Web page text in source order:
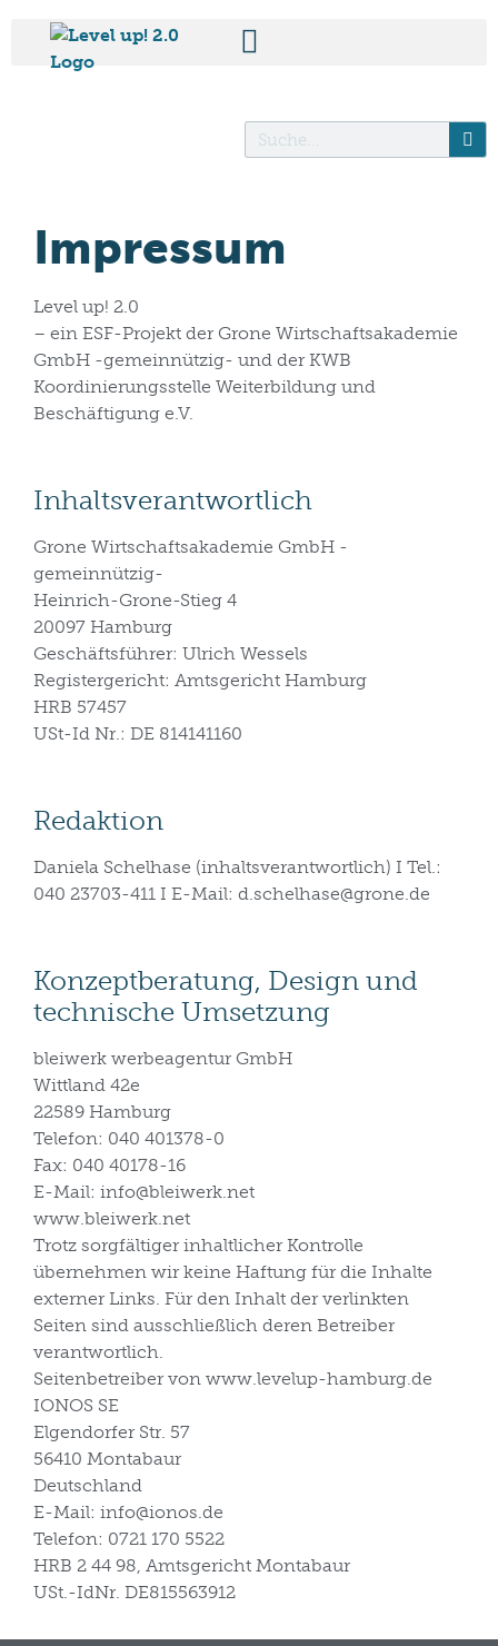
Impressum
Level up! 2.0
– ein ESF-Projekt der Grone Wirtschaftsakademie
GmbH -gemeinnützig- und der KWB
Koordinierungsstelle Weiterbildung und
Beschäftigung e.V.
Inhaltsverantwortlich
Grone Wirtschaftsakademie GmbH -
gemeinnützig-
Heinrich-Grone-Stieg 4
20097 Hamburg
Geschäftsführer: Ulrich Wessels
Registergericht: Amtsgericht Hamburg
HRB 57457
USt-Id Nr.: DE 814141160
Redaktion
Daniela Schelhase (inhaltsverantwortlich) I Tel.:
040 23703-411 I E-Mail: d.schelhase@grone.de
Konzeptberatung, Design und
technische Umsetzung
bleiwerk werbeagentur GmbH
Wittland 42e
22589 Hamburg
Telefon: 040 401378-0
Fax: 040 40178-16
E-Mail: info@bleiwerk.net
www.bleiwerk.net
Trotz sorgfältiger inhaltlicher Kontrolle
übernehmen wir keine Haftung für die Inhalte
externer Links. Für den Inhalt der verlinkten
Seiten sind ausschließlich deren Betreiber
verantwortlich.
Seitenbetreiber von www.levelup-hamburg.de
IONOS SE
Elgendorfer Str. 57
56410 Montabaur
Deutschland
E-Mail: info@ionos.de
Telefon: 0721 170 5522
HRB 2 44 98, Amtsgericht Montabaur
USt.-IdNr. DE815563912